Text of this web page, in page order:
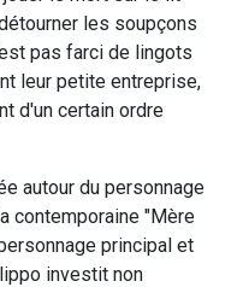
les soupçons
pas farci de lingots
leur petite entreprise,
d'un certain ordre
autour du personnage
contemporaine "Mère
principal et
investit non